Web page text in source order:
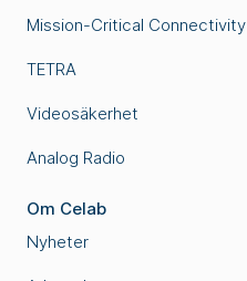
Mission-Critical Connectivity
TETRA
Videosäkerhet
Analog Radio
Om Celab
Nyheter